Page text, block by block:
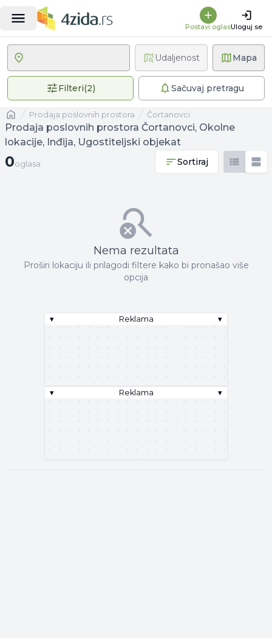
Postavi oglasUloguj se
Mapa
Filteri(2)2 primenjena filteraSačuvaj pretragu
Udaljenost
Naslovnaprodaja poslovnih prostora Čortanovci
Prodaja poslovnih prostora Čortanovci, Okolne
lokacije, Inđija, Ugostiteljski objekat
0 oglasa
0oglasa Sortiraj
Nema rezultata
Proširi lokaciju ili prilagodi filtere kako bi pronašao više
opcija
▾ Reklama ▾
▾ Reklama ▾